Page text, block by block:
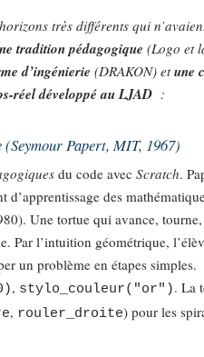
très différents qui
tradition pédagogique (Logo et
d’ingénierie (DRAKON) etune
réel développé au LJAD :
Papert, MIT, 1967)
du code avecScratch.
des
Une tortue qui avance,
Par l’intuition géométrique,
un problème en étapes simples.
, stylo_couleur("or"). La
, rouler_droite) pour les